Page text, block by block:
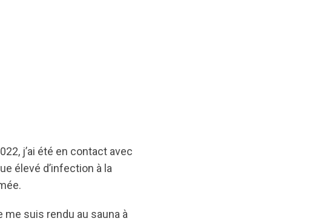
j’ai été en contact avec
élevé d’infection à la
me suis rendu au sauna à